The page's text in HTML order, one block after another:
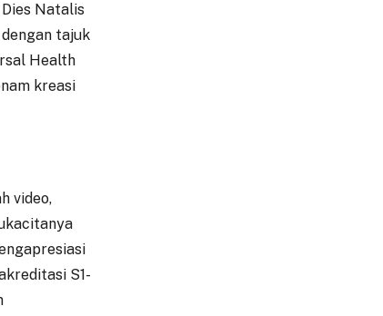
Natalis
tajuk
Health
kreasi
video,
S1-